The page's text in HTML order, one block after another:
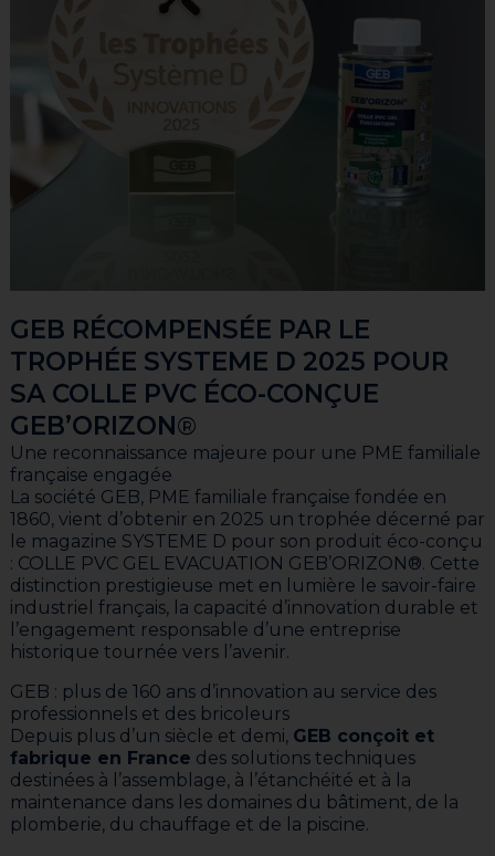
GEB RÉCOMPENSÉE PAR LE
TROPHÉE SYSTEME D 2025 POUR
SA COLLE PVC ÉCO-CONÇUE
GEB’ORIZON®
Une reconnaissance majeure pour une PME familiale
française engagée
La société GEB, PME familiale française fondée en
1860, vient d’obtenir en 2025 un trophée décerné par
le magazine SYSTEME D pour son produit éco-conçu
: COLLE PVC GEL EVACUATION GEB’ORIZON®. Cette
distinction prestigieuse met en lumière le savoir-faire
industriel français, la capacité d’innovation durable et
l’engagement responsable d’une entreprise
historique tournée vers l’avenir.
GEB : plus de 160 ans d’innovation au service des
professionnels et des bricoleurs
Depuis plus d’un siècle et demi, GEB conçoit et
fabrique en France des solutions techniques
destinées à l’assemblage, à l’étanchéité et à la
maintenance dans les domaines du bâtiment, de la
plomberie, du chauffage et de la piscine.